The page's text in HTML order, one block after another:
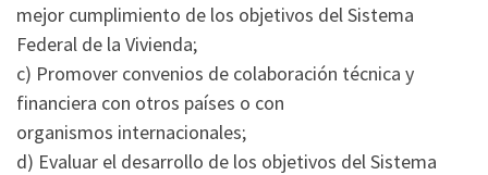
mejor cumplimiento de los objetivos del Sistema
Federal de la Vivienda;
c) Promover convenios de colaboración técnica y
financiera con otros países o con
organismos internacionales;
d) Evaluar el desarrollo de los objetivos del Sistema